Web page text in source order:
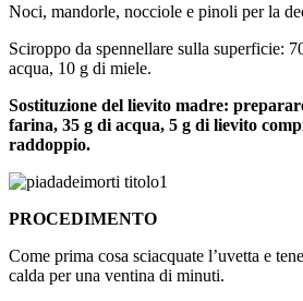
Noci, mandorle, nocciole e pinoli per la
Sciroppo da spennellare sulla superficie:
acqua, 10 g di miele.
Sostituzione del lievito madre:
farina, 35 g di acqua, 5 g di lievito
raddoppio.
PROCEDIMENTO
Come prima cosa sciacquate l’uvetta e
calda per una ventina di minuti.